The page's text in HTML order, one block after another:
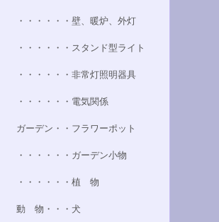
・・・・・・壁、暖炉、外灯
・・・・・・スタンド型ライト
・・・・・・非常灯照明器具
・・・・・・電気関係
ガーデン・・フラワーポット
・・・・・・ガーデン小物
・・・・・・植 物
動 物・・・犬